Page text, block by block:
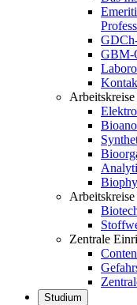
GBM-
Zentrale
Studium